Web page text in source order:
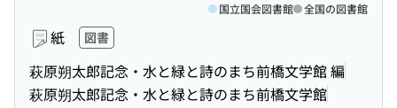
紙 図書
萩原朔太郎記念・水と緑と詩のまち前橋文学館 編
萩原朔太郎記念・水と緑と詩のまち前橋文学館
国立国会図書館 全国の図書館